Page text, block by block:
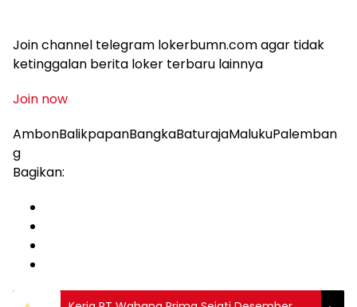
Join channel telegram lokerbumn.com agar tidak
ketinggalan berita loker terbaru lainnya
Join now
AmbonBalikpapanBangkaBaturajaMalukuPalemban
g
Bagikan: